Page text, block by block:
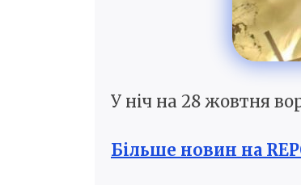
У ніч на 28 жовтня
Більше новин на